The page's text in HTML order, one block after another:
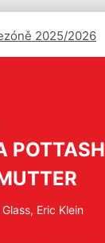
2025/2026
Eric Klein